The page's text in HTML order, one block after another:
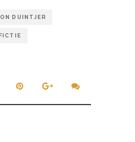
DUINTJER